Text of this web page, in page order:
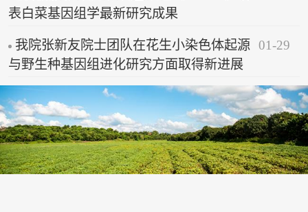
表白菜基因组学最新研究成果
我院张新友院士团队在花生小染色体起源
与野生种基因组进化研究方面取得新进展
01-29